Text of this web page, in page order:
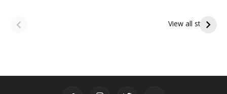
View all stories
పితృదేవతల ఆశీర్వాదం
పొందే పవిత్ర రోజు
ఇంద్రకీలాద్రి గిరి ప్రదక్షిణ